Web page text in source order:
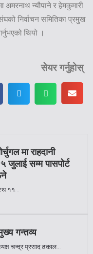
न्यौपाने र हेमकुमारी
निर्वाचन समितिका प्रमुख
थियो ।
सेयर गर्नुहोस्
मा राहदानी
सम्म पासपोर्ट
११...
गन्तव्य
चन्द्र प्रसाद ढकाल...